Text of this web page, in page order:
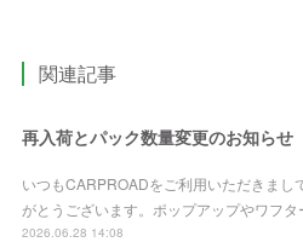
関連記事
再入荷とパック数量変更のお知らせ
いつもCARPROADをご利用いただきまし
がとうございます。ポップアップやワフタ
2026.06.28 14:08